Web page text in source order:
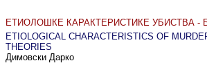
ЕТИОЛОШКЕ КАРАКТЕРИСТИКЕ УБИСТВА -
ETIOLOGICAL CHARACTERISTICS OF
THEORIES
Димовски Дарко